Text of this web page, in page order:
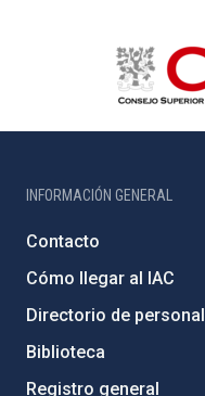
INFORMACIÓN GENERAL
Contacto
Cómo llegar al IAC
Directorio de personal
Biblioteca
Registro general